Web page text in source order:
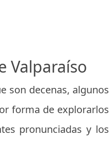
Valparaíso
son decenas, algunos
forma de explorarlos
pronunciadas y los